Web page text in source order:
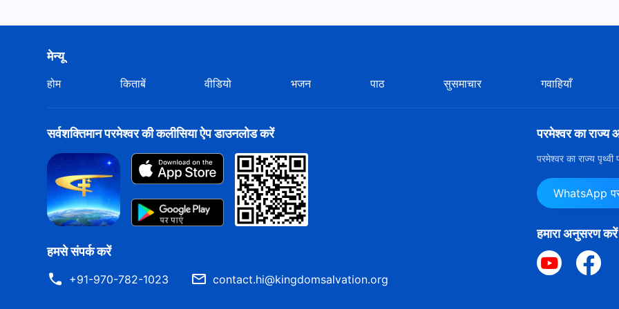
मेन्यू
होम किताबें वीडियो भजन पाठ सुसमाचार गवाहियाँ
सर्वशक्तिमान परमेश्वर की कलीसिया ऐप डाउनलोड करें
हमसे संपर्क करें
+91-970-782-1023 contact.hi@kingdomsalvation.org
परमेश्वर का राज्य
परमेश्वर का राज्य
WhatsApp
हमारा अनुसरण करें